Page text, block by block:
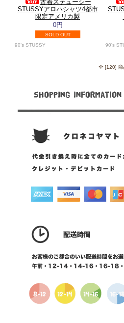
古着ステューシー
STUSSYアロハシャツ4都市
限定アメリカ製
0円
SOLD OUT
90's STUSSY
90's
全 [120] 商